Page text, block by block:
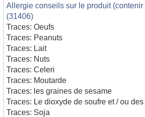
Allergie conseils sur le produit
(31406)
Traces: Oeufs
Traces: Peanuts
Traces: Lait
Traces: Nuts
Traces: Celeri
Traces: Moutarde
Traces: les graines de sesame
Traces: Le dioxyde de soufre et / ou
Traces: Soja